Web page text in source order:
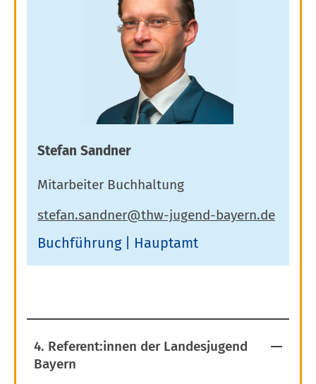
Stefan Sandner
Mitarbeiter Buchhaltung
Buchführung Hauptamt
4. Referent:innen der Landesjugend
Bayern